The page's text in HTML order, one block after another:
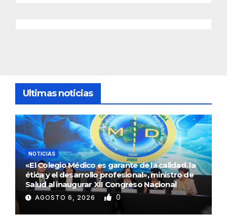
Ultimas noticias
NOTICIAS
«El Colegio Médico es garante de la calidad, la
ética y el desarrollo profesional», ministro de
Salud al inaugurar XII Congreso Nacional
AGOSTO 6, 2026 0